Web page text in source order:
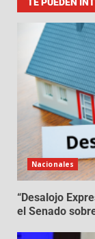
Nacionales
“Desalojo
el Senado